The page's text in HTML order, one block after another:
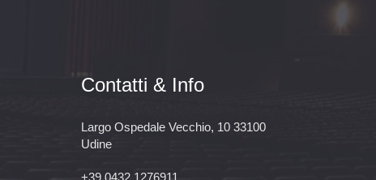
Contatti & Info
Largo Ospedale Vecchio, 10 33100
Udine
+39 0432 1276911